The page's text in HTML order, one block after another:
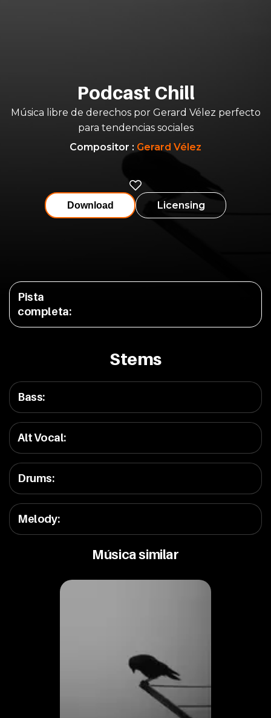
Podcast Chill
Música libre de derechos por Gerard Vélez perfecto
para tendencias sociales
Compositor : Gerard Vélez
Download Licensing
Pista
completa:
Stems
Bass:
Alt Vocal:
Drums:
Melody:
Música similar